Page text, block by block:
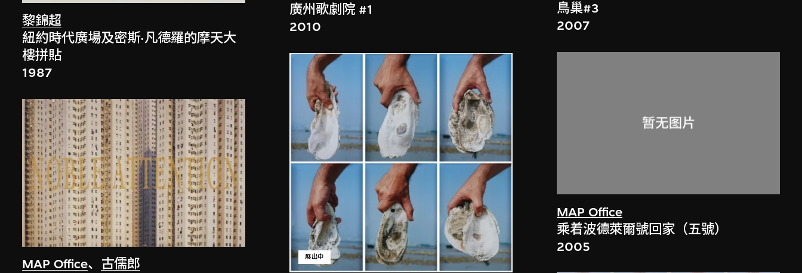
黎錦超
紐約時代廣場及密斯·凡德羅的摩天大
樓拼貼
1987
MAP Office、 古儒郎
廣州歌劇院 #1
2010
展出中
鳥巢#3
2007
MAP Office
乘着波德萊爾號回家（五號）
2005